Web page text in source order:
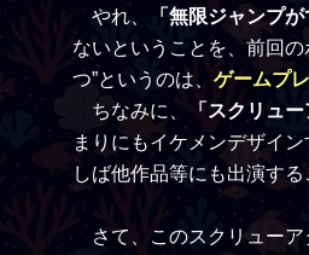
やれ、
「無限ジャンプ
ないということを、前回
つ”というのは、 ゲームプ
ちなみに、
「スクリュー
まりにもイケメンデザイ
しば他作品等にも出演する
さて、このスクリューア